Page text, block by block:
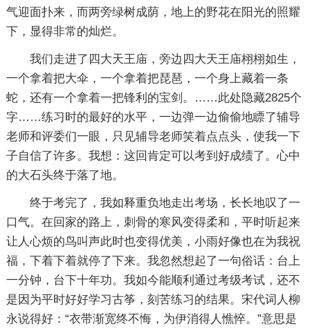
气迎面扑来，而两旁绿树成荫，地上的野花在阳光的照耀
下，显得非常的灿烂。
我们走进了四大天王庙，旁边四大天王庙栩栩如生，
一个拿着把大伞，一个拿着把琵琶，一个身上藏着一条
蛇，还有一个拿着一把锋利的宝剑。
……此处隐藏2825个
字……练习时的最好的水平，一边弹一边偷偷地瞟了辅导
老师和评委们一眼，只见辅导老师笑着点点头，使我一下
子自信了许多。我想：这回肯定可以考到好成绩了。心中
的大石头终于落了地。
终于考完了，我如释重负地走出考场，长长地叹了一
口气。在回家的路上，刺骨的寒风变得柔和，平时听起来
让人心烦的鸟叫声此时也变得优美，小雨好像也在为我祝
福，下着下着就停了下来。我忽然想起了一句俗话：台上
一分钟，台下十年功。我如今能顺利通过考级考试，还不
是因为平时好好学习古筝，刻苦练习的结果。宋代词人柳
永说得好：“衣带渐宽终不悔，为伊消得人憔悴。”意思是